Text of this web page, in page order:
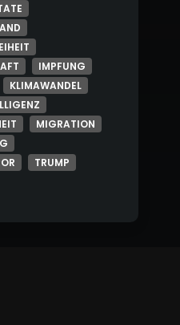
IMPFUNG
KLIMAWANDEL
MIGRATION
TRUMP